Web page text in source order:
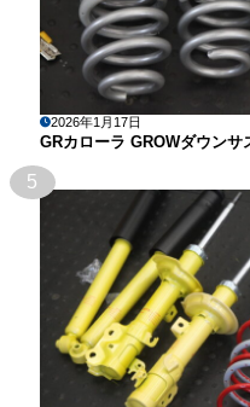
2026年1月17日
GRカローラ GROWダウンサ
5